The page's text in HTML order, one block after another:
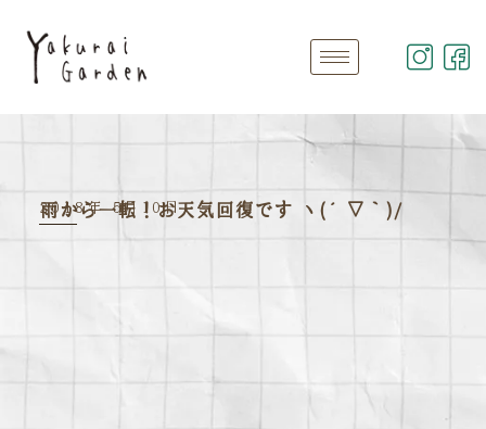
2018年 5月10日
雨から一転！お天気回復です ヽ(´▽｀)/